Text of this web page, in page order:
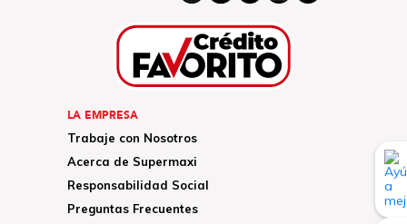
LA EMPRESA
Trabaje con Nosotros
Acerca de Supermaxi
Responsabilidad Social
Preguntas Frecuentes